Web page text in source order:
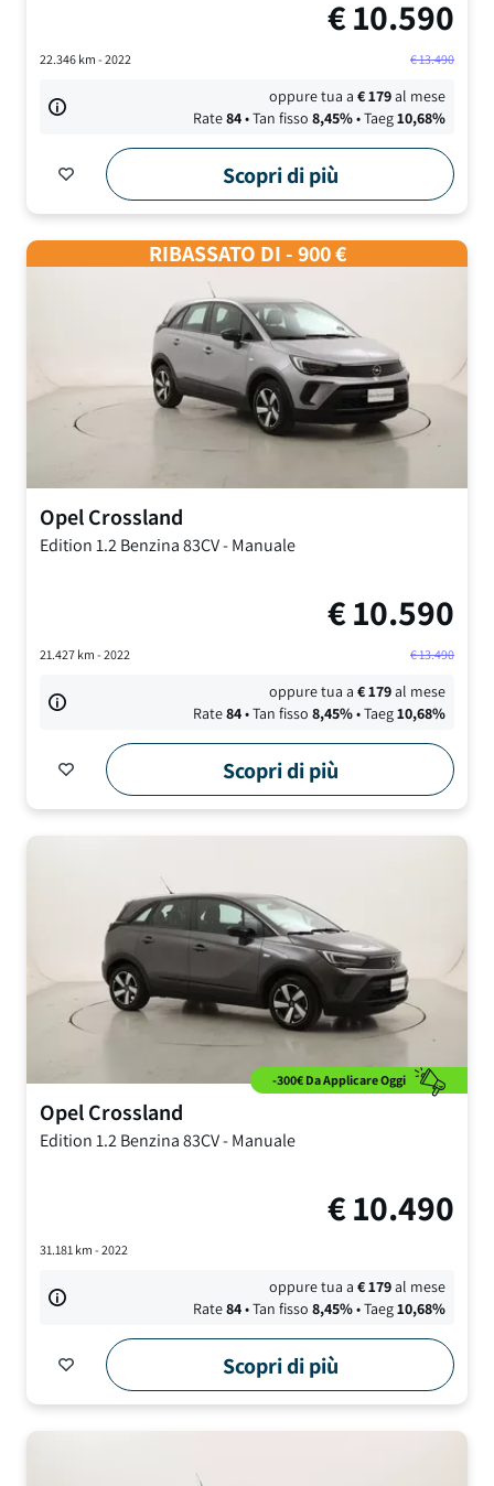
€10.590
22.346km - 2022 €13.490
oppure tua a€179al mese
Rate84• Tan fisso 8,45%• Taeg10,68%
Scopri di più
RIBASSATO DI - 900 €
OpelCrossland
Edition1.2 Benzina 83CV-Manuale
€10.590
21.427km - 2022 €13.490
oppure tua a€179al mese
Rate84• Tan fisso 8,45%• Taeg10,68%
Scopri di più
-300€ Da Applicare Oggi
OpelCrossland
Edition1.2 Benzina 83CV-Manuale
€10.490
31.181km - 2022
oppure tua a€179al mese
Rate84• Tan fisso 8,45%• Taeg10,68%
Scopri di più